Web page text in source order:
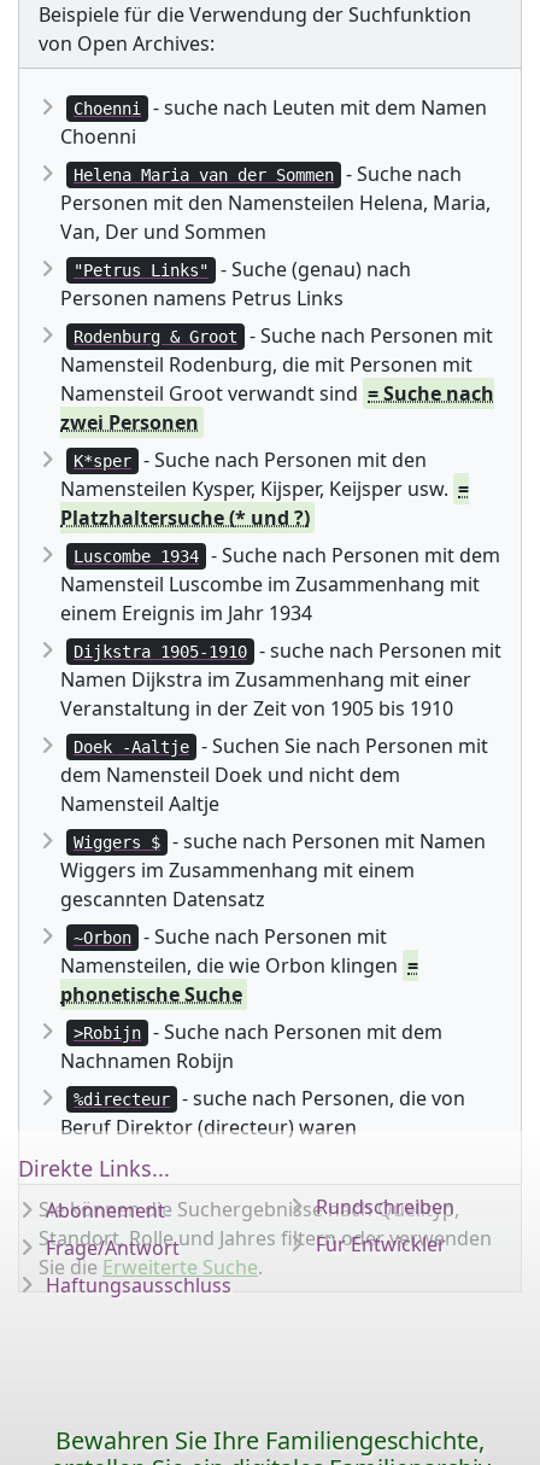
Beispiele für die Verwendung der Suchfunktion
von Open Archives:
Choenni
- suche nach Leuten mit dem Namen
Choenni
Helena Maria van der Sommen
- Suche nach
Personen mit den Namensteilen Helena, Maria,
Van, Der und Sommen
"Petrus Links"
- Suche (genau) nach
Personen namens Petrus Links
Rodenburg & Groot
- Suche nach Personen mit
Namensteil Rodenburg, die mit Personen mit
Namensteil Groot verwandt sind = Suche nach
zwei Personen
K*sper
- Suche nach Personen mit den
Namensteilen Kysper, Kijsper, Keijsper usw. =
Platzhaltersuche (* und ?)
Luscombe 1934
- Suche nach Personen mit dem
Namensteil Luscombe im Zusammenhang mit
einem Ereignis im Jahr 1934
Dijkstra 1905-1910
- suche nach Personen mit
Namen Dijkstra im Zusammenhang mit einer
Veranstaltung in der Zeit von 1905 bis 1910
Doek -Aaltje
- Suchen Sie nach Personen mit
dem Namensteil Doek und nicht dem
Namensteil Aaltje
Wiggers $
- suche nach Personen mit Namen
Wiggers im Zusammenhang mit einem
gescannten Datensatz
~Orbon
- Suche nach Personen mit
Namensteilen, die wie Orbon klingen =
phonetische Suche
>Robijn
- Suche nach Personen mit dem
Nachnamen Robijn
%directeur
- suche nach Personen, die von
Beruf Direktor (directeur) waren
Sie können die Suchergebnisse nach Quelltyp,
Standort, Rolle und Jahres filtern oder verwenden
Sie die Erweiterte Suche.
Direkte Links...
Abonnement
Frage/Antwort
Haftungsausschluss
Rundschreiben
Für Entwickler
Bewahren Sie Ihre Familiengeschichte,